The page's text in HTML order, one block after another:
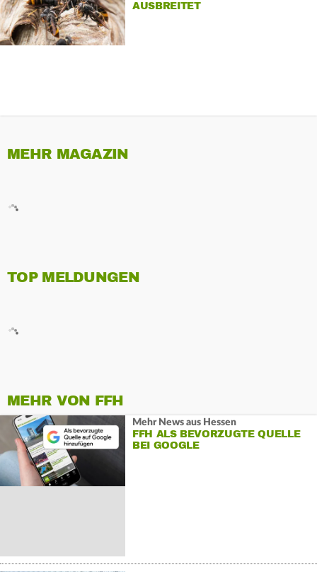
AUSBREITET
MEHR MAGAZIN
TOP MELDUNGEN
MEHR VON FFH
Mehr News aus Hessen
FFH ALS BEVORZUGTE QUELLE
BEI GOOGLE